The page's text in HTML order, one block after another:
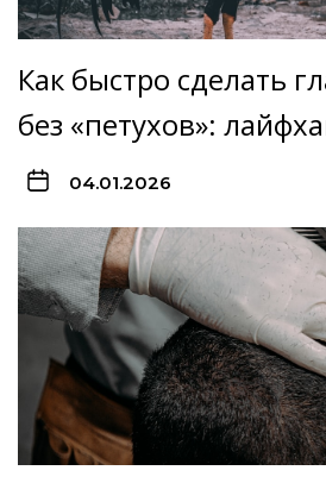
Как быстро сделать
без «петухов»:
04.01.2026